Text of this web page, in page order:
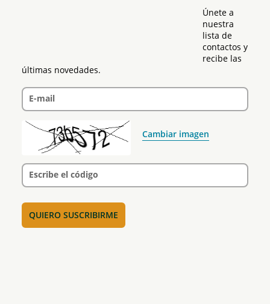
Únete a
nuestra
lista de
contactos y
recibe las
últimas novedades.
E-mail
Cambiar imagen
Escribe el código